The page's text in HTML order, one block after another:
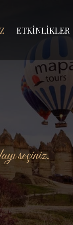
ETKİNLİKLER
seçiniz.